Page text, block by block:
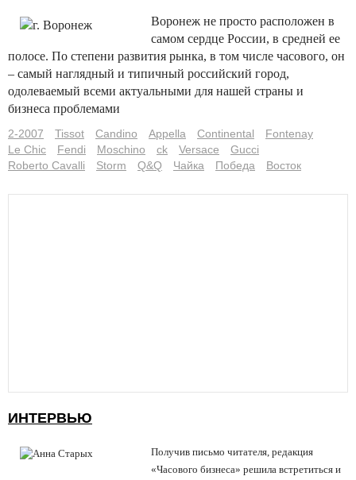
Воронеж не просто расположен в
самом сердце России, в средней ее
полосе. По степени развития рынка, в том числе часового, он
– самый наглядный и типичный российский город,
одолеваемый всеми актуальными для нашей страны и
бизнеса проблемами
2-2007 Tissot Candino Appella Continental
Fontenay
Le Chic
Fendi Moschino ck Versace
Gucci
Roberto Cavalli
Storm Q&Q Чайка Победа Восток
ИНТЕРВЬЮ
Получив письмо читателя, редакция
«Часового бизнеса» решила встретиться и